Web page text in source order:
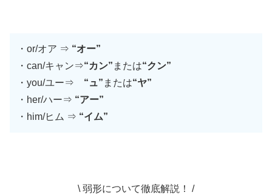
・or/オア ⇒ “オー”
・can/キャン⇒“カン” または“クン”
・you/ユー⇒ “ュ” または“ヤ”
・her/ハー⇒ “アー”
・him/ヒム ⇒ “イム”
\ 弱形について徹底解説！ /